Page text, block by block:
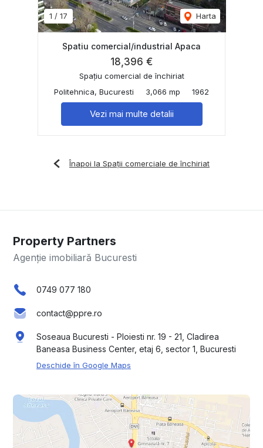
1 / 17 Harta
Spatiu comercial/industrial Apaca
18,396 €
Spațiu comercial de închiriat
Politehnica, Bucuresti
3,066 mp 1962
Vezi mai multe detalii
Înapoi la Spații comerciale de închiriat
Property Partners
Agenție imobiliară Bucuresti
0749 077 180
contact@ppre.ro
Soseaua Bucuresti - Ploiesti nr. 19 - 21, Cladirea
Baneasa Business Center, etaj 6, sector 1, Bucuresti
Deschide în Google Maps